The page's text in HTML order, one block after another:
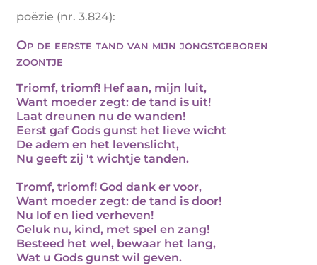
poëzie (nr. 3.824):
Op de eerste tand van mijn jongstgeboren
zoontje
Triomf, triomf! Hef aan, mijn luit,
Want moeder zegt: de tand is uit!
Laat dreunen nu de wanden!
Eerst gaf Gods gunst het lieve wicht
De adem en het levenslicht,
Nu geeft zij 't wichtje tanden.
Tromf, triomf! God dank er voor,
Want moeder zegt: de tand is door!
Nu lof en lied verheven!
Geluk nu, kind, met spel en zang!
Besteed het wel, bewaar het lang,
Wat u Gods gunst wil geven.